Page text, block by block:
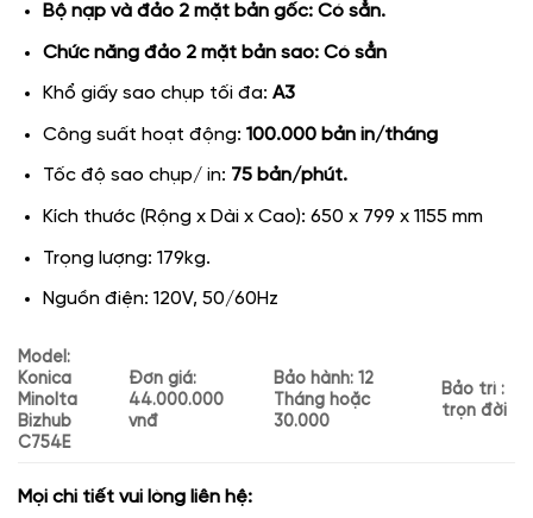
Bộ nạp và đảo 2 mặt bản gốc: Có sẳn.
Chức năng đảo 2 mặt bản sao: Có sẳn
Khổ giấy sao chụp tối đa: A3
Công suất hoạt động: 100.000 bản in/tháng
Tốc độ sao chụp/ in: 75 bản/phút.
Kích thước (Rộng x Dài x Cao): 650 x 799 x 1155 mm
Trọng lượng: 179kg.
Nguồn điện: 120V, 50/60Hz
Model:
Konica
Minolta
Bizhub
C754E
Đơn giá:
44.000.000
vnđ
Bảo hành: 12
Tháng hoặc
30.000
Bảo trì :
trọn đời
Mọi chi tiết vui lòng liên hệ: